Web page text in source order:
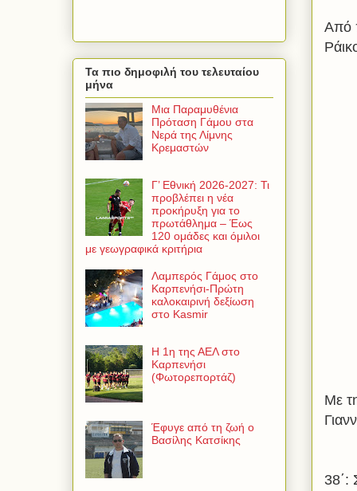
Από
Με
38΄:
Τα πιο δημοφιλή του τελευταίου
μήνα
Μια Παραμυθένια
Πρόταση Γάμου στα
Νερά της Λίμνης
Κρεμαστών
Γ’ Εθνική 2026-2027: Τι
προβλέπει η νέα
προκήρυξη για το
πρωτάθλημα – Έως
120 ομάδες και όμιλοι
με γεωγραφικά κριτήρια
Λαμπερός Γάμος στο
Καρπενήσι-Πρώτη
καλοκαιρινή δεξίωση
στο Kasmir
Η 1η της ΑΕΛ στο
Καρπενήσι
(Φωτορεπορτάζ)
Έφυγε από τη ζωή ο
Βασίλης Κατσίκης